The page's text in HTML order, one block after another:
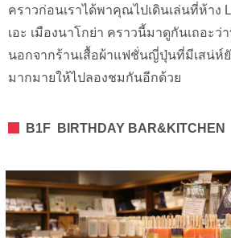
คราวก่อนเราได้พาคุณไปเดินเล่นที่ห้าง
เอะ เมืองนาโกย่า คราวนี้มาดูกันเถอะว่
นอกจากร้านเสื้อผ้าแฟชั่นญี่ปุ่นที่มีเสน่ห์
มากมายให้ไปลองชมกันอีกด้วย
B1F BIRTHDAY BAR&KITCHEN